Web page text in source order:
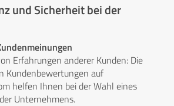
und Sicherheit bei der
Erfahrungen anderer Kunden: Die
Kundenbewertungen auf
helfen Ihnen bei der Wahl eines
Unternehmens.